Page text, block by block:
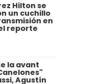
Hilton se
un cuchillo
en
reporte
la avant
Agustín